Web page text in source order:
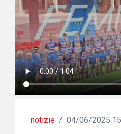
notizie / 04/06/2025